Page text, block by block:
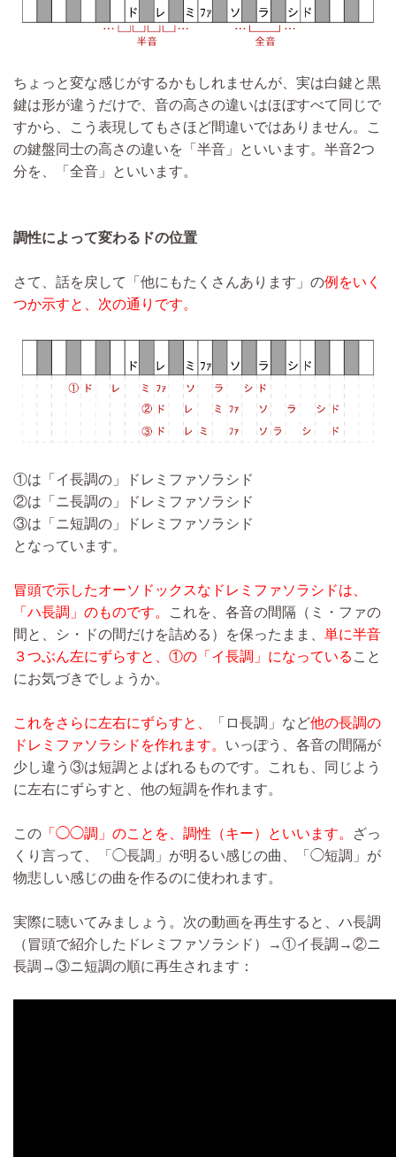
ちょっと変な感じがするかもしれませんが、実は白鍵と黒
鍵は形が違うだけで、音の高さの違いはほぼすべて同じで
すから、こう表現してもさほど間違いではありません。こ
の鍵盤同士の高さの違いを「半音」といいます。半音2つ
分を、「全音」といいます。
調性によって変わるドの位置
さて、話を戻して「他にもたくさんあります」の例をいく
つか示すと、次の通りです。
①は「イ長調の」ドレミファソラシド
②は「ニ長調の」ドレミファソラシド
③は「ニ短調の」ドレミファソラシド
となっています。
冒頭で示したオーソドックスなドレミファソラシドは、
「ハ長調」のものです。
これを、各音の間隔（ミ・ファの
間と、シ・ドの間だけを詰める）を保ったまま、 単に半音
３つぶん左にずらすと、①の「イ長調」になっている こと
にお気づきでしょうか。
これをさらに左右にずらすと、 「ロ長調」など他の長調の
ドレミファソラシドを作れます。 いっぽう、各音の間隔が
少し違う③は短調とよばれるものです。これも、同じよう
に左右にずらすと、他の短調を作れます。
この 「◯◯調」のことを、調性（キー）といいます。
ざっ
くり言って、「◯長調」が明るい感じの曲、「◯短調」が
物悲しい感じの曲を作るのに使われます。
実際に聴いてみましょう。次の動画を再生すると、ハ長調
（冒頭で紹介したドレミファソラシド）→①イ長調→②ニ
長調→③ニ短調の順に再生されます：